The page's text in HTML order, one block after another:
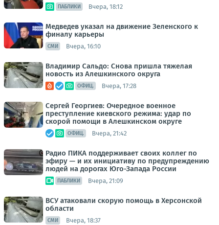
ПАБЛИКИ Вчера, 18:12
Медведев указал на движение Зеленского к
финалу карьеры
СМИ Вчера, 16:10
Владимир Сальдо: Снова пришла тяжелая
новость из Алешкинского округа
ОФИЦ. Вчера, 17:28
Сергей Георгиев: Очередное военное
преступление киевского режима: удар по
скорой помощи в Алешкинском округе
ОФИЦ. Вчера, 21:42
Радио ПИКА поддерживает своих коллег по
эфиру — и их инициативу по предупреждению
людей на дорогах Юго-Запада России
ПАБЛИКИ Вчера, 21:09
ВСУ атаковали скорую помощь в Херсонской
области
СМИ Вчера, 18:37